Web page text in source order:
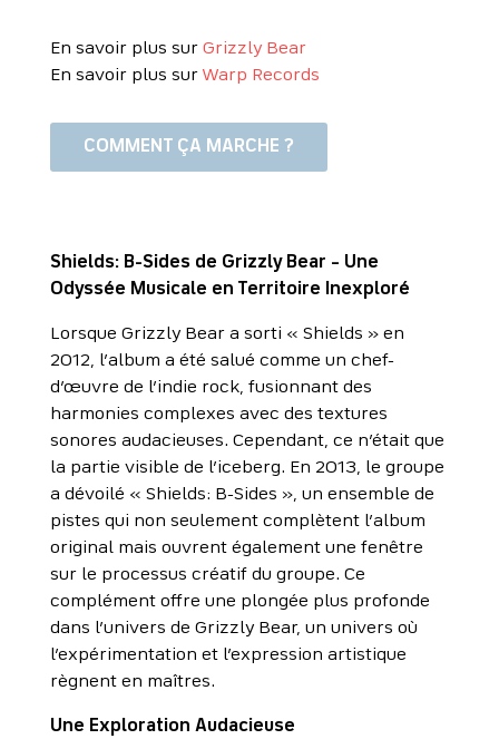
En savoir plus sur Grizzly Bear
En savoir plus sur Warp Records
COMMENT ÇA MARCHE ?
Shields: B-Sides de Grizzly Bear – Une
Odyssée Musicale en Territoire Inexploré
Lorsque Grizzly Bear a sorti « Shields » en
2012, l’album a été salué comme un chef-
d’œuvre de l’indie rock, fusionnant des
harmonies complexes avec des textures
sonores audacieuses. Cependant, ce n’était que
la partie visible de l’iceberg. En 2013, le groupe
a dévoilé « Shields: B-Sides », un ensemble de
pistes qui non seulement complètent l’album
original mais ouvrent également une fenêtre
sur le processus créatif du groupe. Ce
complément offre une plongée plus profonde
dans l’univers de Grizzly Bear, un univers où
l’expérimentation et l’expression artistique
règnent en maîtres.
Une Exploration Audacieuse